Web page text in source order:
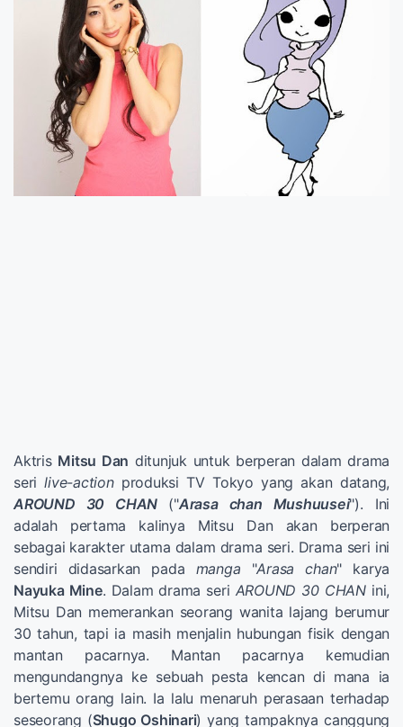
Aktris Mitsu Dan ditunjuk untuk berperan dalam drama
serilive-actionproduksi TV Tokyo yang akan datang,
AROUND 30 CHAN
("Arasa chan Mushuusei"). Ini
adalah pertama kalinya Mitsu Dan akan berperan
sebagai karakter utama dalam drama seri. Drama seri ini
sendiri didasarkan pada manga "Arasa chan" karya
Nayuka Mine. Dalam drama seri AROUND 30 CHANini,
Mitsu Dan memerankan seorang wanita lajang berumur
30 tahun, tapi ia masih menjalin hubungan fisik dengan
mantan pacarnya. Mantan pacarnya kemudian
mengundangnya ke sebuah pesta kencan di mana ia
bertemu orang lain. Ia lalu menaruh perasaan terhadap
seseorang (Shugo Oshinari) yang tampaknya canggung